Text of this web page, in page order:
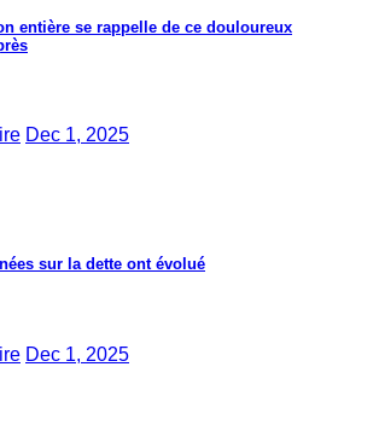
entière se rappelle de ce douloureux
Dec 1, 2025
sur la dette ont évolué
Dec 1, 2025